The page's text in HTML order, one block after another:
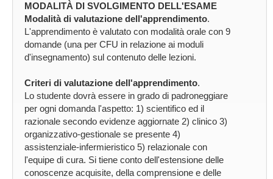
MODALITÀ DI SVOLGIMENTO DELL'ESAME
Modalità di valutazione dell'apprendimento.
L'apprendimento è valutato con modalità orale con 9
domande (una per CFU in relazione ai moduli
d'insegnamento) sul contenuto delle lezioni.
Criteri di valutazione dell'apprendimento.
Lo studente dovrà essere in grado di padroneggiare
per ogni domanda l'aspetto: 1) scientifico ed il
razionale secondo evidenze aggiornate 2) clinico 3)
organizzativo-gestionale se presente 4)
assistenziale-infermieristico 5) relazionale con
l'equipe di cura. Si tiene conto dell'estensione delle
conoscenze acquisite, della comprensione e delle